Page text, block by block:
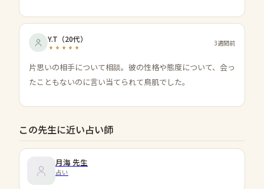
Y.T （20代） 3週間前
片思いの相手について相談。彼の性格や態度について、会っ
たこともないのに言い当てられて鳥肌でした。
この先生に近い占い師
月海 先生
占い